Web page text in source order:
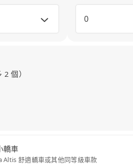
0
個）
轎車
Altis 舒適轎車或其他同等級車款
旅車
Corolla Cross、RAV4 運動休旅或其他同等車
型車
旗艦商旅、Ford 家用商旅或其他同等級
車
Benz E-Class、BMW 5 Series 等同級車款
務
Alphard、Lexus LM 或其他同等級車款
Crafter 或其他同等級車款
車
Caddy 無障礙版或同級車款